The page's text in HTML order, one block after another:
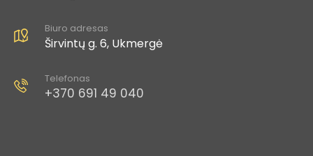
Biuro adresas
Širvintų g. 6, Ukmergė
Telefonas
+370 691 49 040​